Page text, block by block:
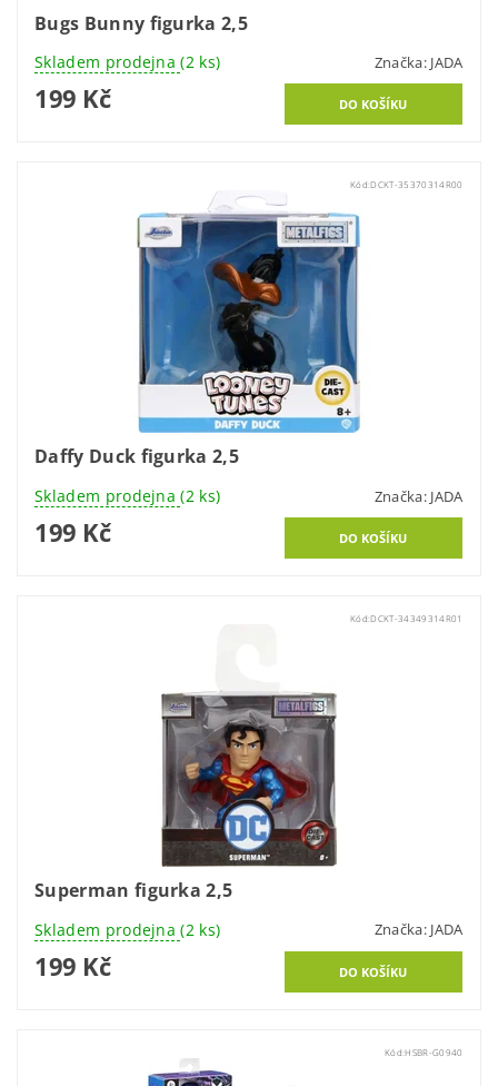
Bugs Bunny figurka 2,5
Skladem prodejna(2 ks) Značka: JADA
199 Kč
Kód:DCKT-35370314R00
Daffy Duck figurka 2,5
Skladem prodejna(2 ks) Značka: JADA
199 Kč
Kód:DCKT-34349314R01
Superman figurka 2,5
Skladem prodejna(2 ks) Značka: JADA
199 Kč
Kód:HSBR-G0940